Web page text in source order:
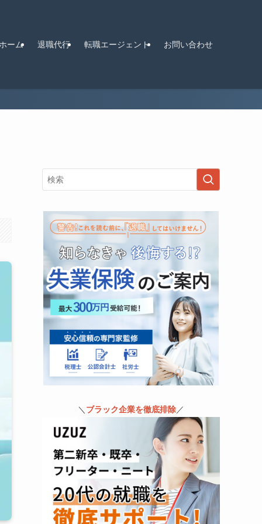
ーム 退職代行 転職エージェント お問い合わせ
＼ ブラック企業を徹底排除／